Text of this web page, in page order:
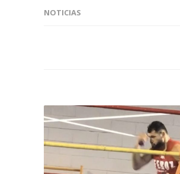
NOTICIAS